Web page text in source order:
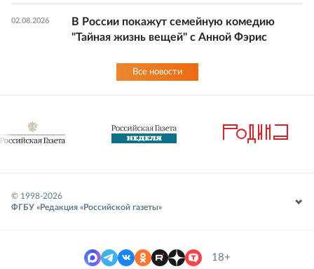
02.08.2026
В России покажут семейную комедию
"Тайная жизнь вещей" с Анной Фэрис
Все новости
© 1998-2026
ФГБУ «Редакция «Российской газеты»
18+